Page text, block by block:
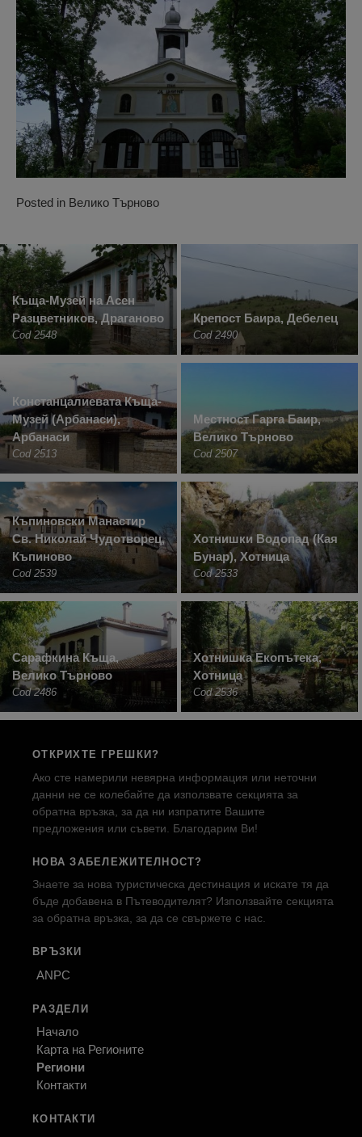
Posted in Велико Търново
Къща-Музей на Асен
Разцветников, Драганово
Cod 2548
Крепост Баира, Дебелец
Cod 2490
Констанцалиевата Къща-
Музей (Арбанаси),
Арбанаси
Cod 2513
Местност Гарга Баир,
Велико Търново
Cod 2507
Къпиновски Манастир
Св. Николай Чудотворец,
Къпиново
Cod 2539
Хотнишки Водопад (Кая
Бунар), Хотница
Cod 2533
Сарафкина Къща,
Велико Търново
Cod 2486
Хотнишка Екопътека,
Хотница
Cod 2536
ОТКРИХТЕ ГРЕШКИ?
Ако сте намерили невярна информация или неточни
данни не се колебайте да използвате секцията за
обратна връзка, за да ни изпратите Вашите
предложения или съвети. Благодарим Ви!
НОВА ЗАБЕЛЕЖИТЕЛНОСТ?
Знаете за нова туристическа дестинация и искате тя да
бъде добавена в Пътеводителят? Използвайте секцията
за обратна връзка, за да се свържете с нас.
ВРЪЗКИ
ANPC
РАЗДЕЛИ
Начало
Карта на Регионите
Региони
Контакти
КОНТАКТИ